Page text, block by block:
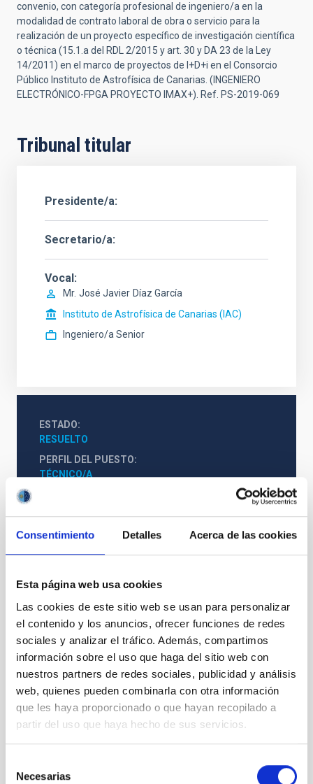
Consentimiento Detalles Acerca de las cookies
Esta página web usa cookies
Las cookies de este sitio web se usan para personalizar
el contenido y los anuncios, ofrecer funciones de redes
sociales y analizar el tráfico. Además, compartimos
información sobre el uso que haga del sitio web con
nuestros partners de redes sociales, publicidad y análisis
web, quienes pueden combinarla con otra información
que les haya proporcionado o que hayan recopilado a
partir del uso que haya hecho de sus servicios.
Necesarias
convenio, con categoría profesional de ingeniero/a en la
modalidad de contrato laboral de obra o servicio para la
realización de un proyecto específico de investigación científica
o técnica (15.1.a del RDL 2/2015 y art. 30 y DA 23 de la Ley
14/2011) en el marco de proyectos de I+D+i en el Consorcio
Público Instituto de Astrofísica de Canarias. (INGENIERO
ELECTRÓNICO-FPGA PROYECTO IMAX+). Ref. PS-2019-069
Tribunal titular
Presidente/a
Secretario/a
Vocal
Mr. José Javier Díaz García
Instituto de Astrofísica de Canarias (IAC)
Ingeniero/a Senior
ESTADO
RESUELTO
PERFIL DEL PUESTO
TÉCNICO/A
PS-2019-069 BASES CONVOCATORIA